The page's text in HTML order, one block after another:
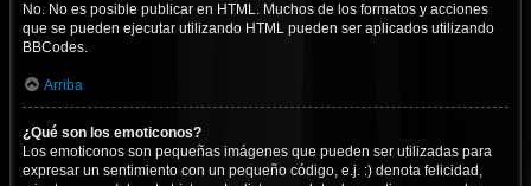
No. No es posible publicar en HTML. Muchos de los formatos y acciones
que se pueden ejecutar utilizando HTML pueden ser aplicados utilizando
BBCodes.
Arriba
¿Qué son los emoticonos?
Los emoticonos son pequeñas imágenes que pueden ser utilizadas para
expresar un sentimiento con un pequeño código, e.j. :) denota felicidad,